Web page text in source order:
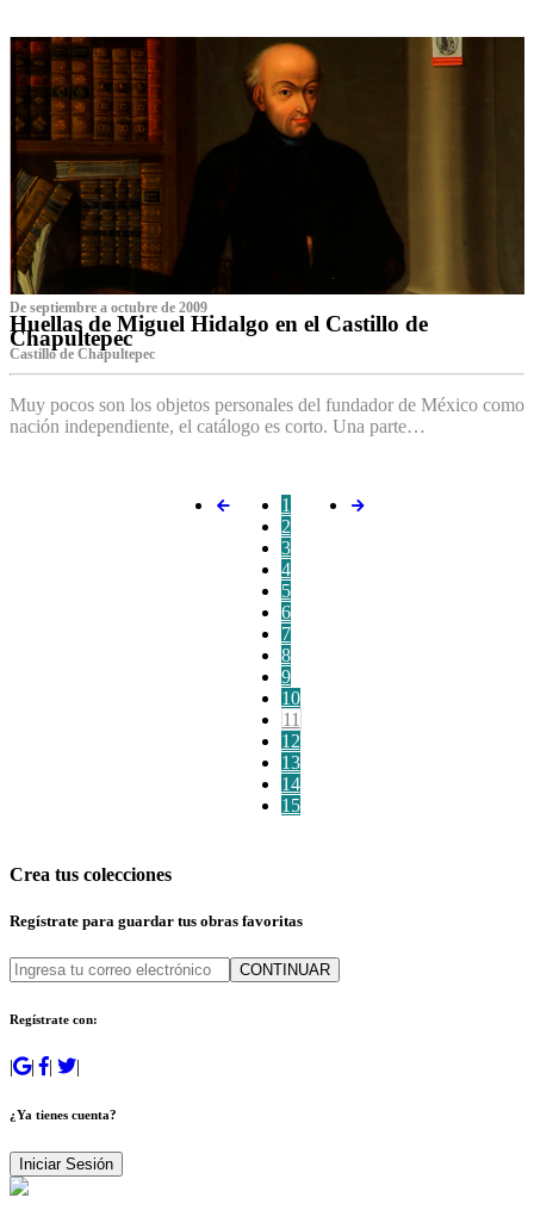
De septiembre a octubre de 2009
Huellas de Miguel Hidalgo en el Castillo de
Chapultepec
Castillo de Chapultepec
Muy pocos son los objetos personales del fundador de México como
nación independiente, el catálogo es corto. Una parte…
1
2
3
4
5
6
7
8
9
10
11
12
13
14
15
Crea tus colecciones
Regístrate para guardar tus obras favoritas
CONTINUAR
Regístrate con:
| | | |
¿Ya tienes cuenta?
Iniciar Sesión